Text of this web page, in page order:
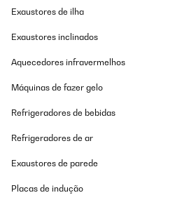
Exaustores de ilha
Exaustores inclinados
Aquecedores infravermelhos
Máquinas de fazer gelo
Refrigeradores de bebidas
Refrigeradores de ar
Exaustores de parede
Placas de indução